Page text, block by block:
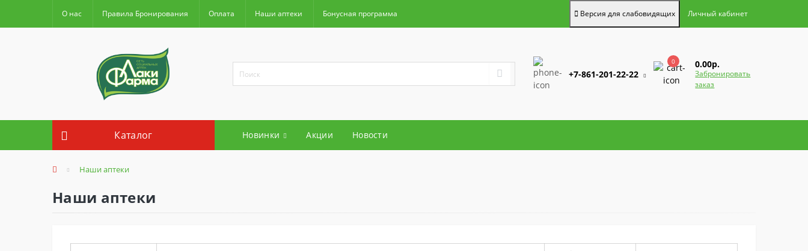
О нас Правила Бронирования Оплата Наши аптеки Бонусная программа Версия для слабовидящих Личный кабинет
+7-861-201-22-22
0 0.00р.
Забронировать
заказ
Каталог Новинки Акции Новости
Наши аптеки
Наши аптеки